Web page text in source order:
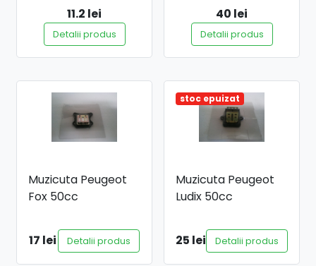
11.2 lei
Detalii produs
40 lei
Detalii produs
Muzicuta Peugeot
Fox 50cc
17 lei Detalii produs
stoc epuizat
Muzicuta Peugeot
Ludix 50cc
25 lei Detalii produs